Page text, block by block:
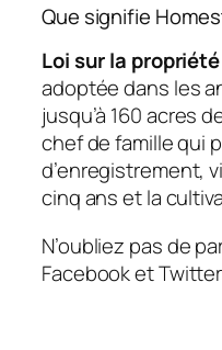
Que signifie
Loi sur la
adoptée dans les
jusqu’à 160 acres
chef de famille qui
d’enregistrement,
cinq ans et la
N’oubliez pas de
Facebook et